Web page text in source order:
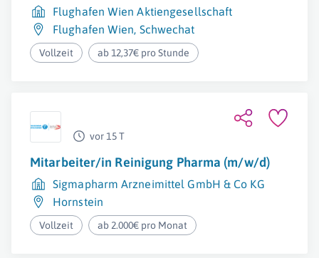
Flughafen Wien Aktiengesellschaft
Flughafen Wien, Schwechat
Vollzeit ab 12,37€ pro Stunde
vor 15 T
Mitarbeiter/in Reinigung Pharma (m/w/d)
Sigmapharm Arzneimittel GmbH & Co KG
Hornstein
Vollzeit ab 2.000€ pro Monat